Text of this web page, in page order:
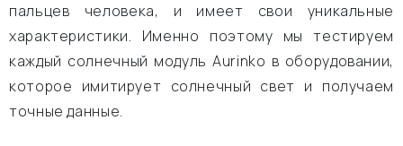
пальцев человека, и имеет свои уникальные
характеристики. Именно поэтому мы тестируем
каждый солнечный модуль Aurinko в оборудовании,
которое имитирует солнечный свет и получаем
точные данные.